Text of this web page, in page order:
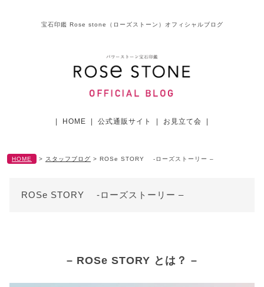
宝石印鑑 Rose stone（ローズストーン）オフィシャルブログ
HOME 公式通販サイト お見立て会
HOME > スタッフブログ > ROSe STORY -ローズストーリー –
ROSe STORY -ローズストーリー –
– ROSe STORY とは？ –